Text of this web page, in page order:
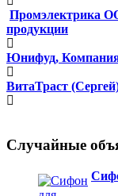
Промэлектрика
продукции
Юнифуд,
ВитаТраст
Случайные